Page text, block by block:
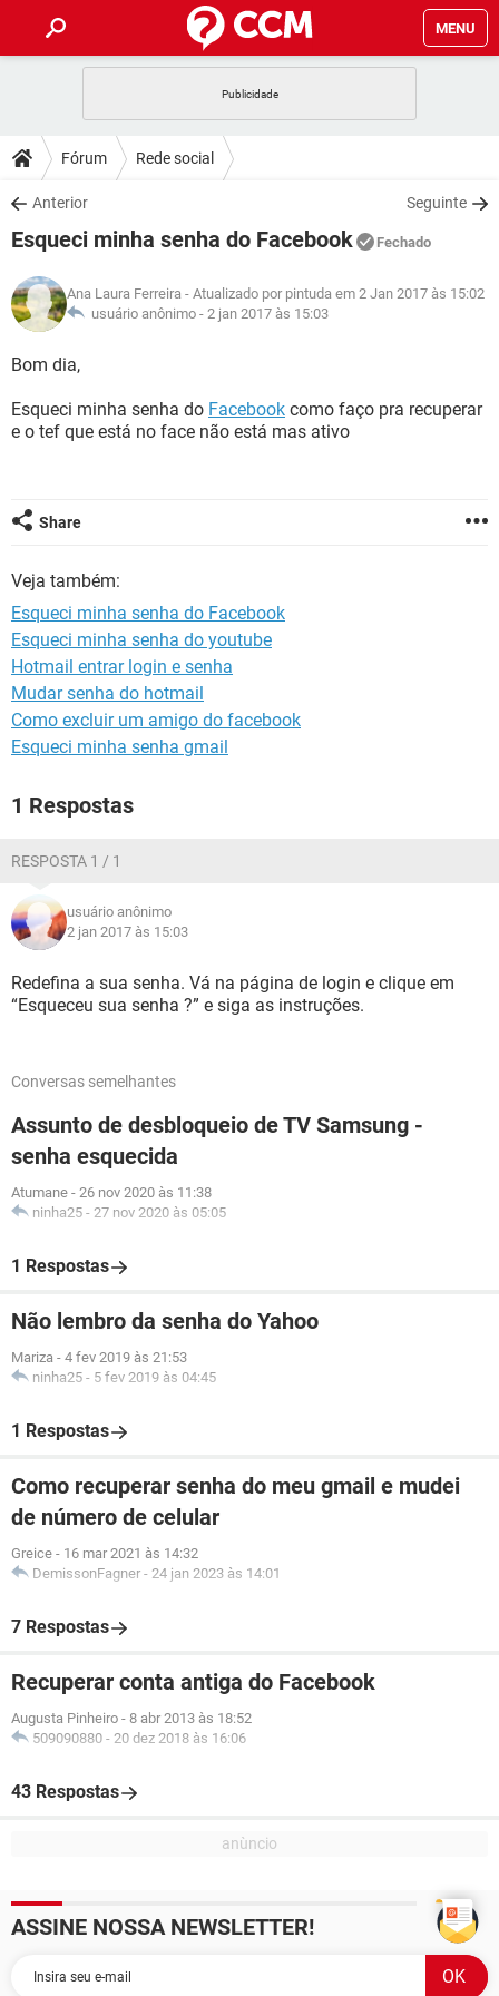
MENU
CELULAR
OUTLOOK
INSTAGRAM GMAIL
GUIA DE COMPRAS
DICAS
JOGOS
INSTAGRAM GMAIL
GUIA DE COMPRAS
DOWNLOADS
JOGOS WHATSAPP
CELULAR
OUTLOOK EXCEL
INSTAGRAM
FÓRUM
JOGOS WHATSAPP
CELULAR
OUTLOOK
INSTAGRAM GMAIL
GLOSSÁRIO
JOGOS
OUTLOOK EXCEL
GUIA DE COMPRAS
Fórum Rede social
Anterior Seguinte
Esqueci minha senha do Facebook Fechado
Ana Laura Ferreira - Atualizado por pintuda em 2 Jan 2017 às 15:02
usuário anônimo - 2 jan 2017 às 15:03
Bom dia,
Esqueci minha senha do Facebook como faço pra recuperar
e o tef que está no face não está mas ativo
Share
Veja também:
Esqueci minha senha do Facebook
Esqueci minha senha do youtube
Hotmail entrar login e senha
Mudar senha do hotmail
Como excluir um amigo do facebook
Esqueci minha senha gmail
1 Respostas
RESPOSTA 1 / 1
usuário anônimo
2 jan 2017 às 15:03
Redefina a sua senha. Vá na página de login e clique em
“Esqueceu sua senha ?” e siga as instruções.
Conversas semelhantes
Assunto de desbloqueio de TV Samsung -
senha esquecida
Atumane - 26 nov 2020 às 11:38
ninha25 - 27 nov 2020 às 05:05
1 Respostas
Não lembro da senha do Yahoo
Mariza - 4 fev 2019 às 21:53
ninha25 - 5 fev 2019 às 04:45
1 Respostas
Como recuperar senha do meu gmail e mudei
de número de celular
Greice - 16 mar 2021 às 14:32
DemissonFagner - 24 jan 2023 às 14:01
7 Respostas
Recuperar conta antiga do Facebook
Augusta Pinheiro - 8 abr 2013 às 18:52
509090880 - 20 dez 2018 às 16:06
43 Respostas
ASSINE NOSSA NEWSLETTER!